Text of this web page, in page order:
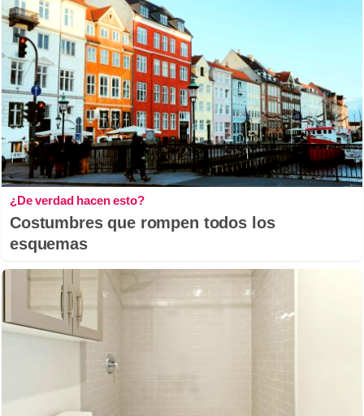
¿De verdad hacen esto?
Costumbres que rompen todos los
esquemas